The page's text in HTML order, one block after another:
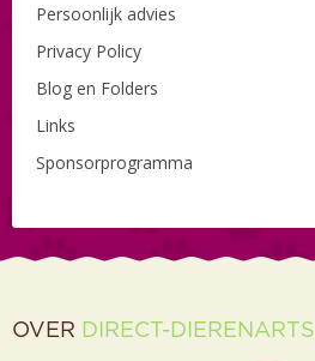
Persoonlijk advies
Privacy Policy
Blog en Folders
Links
Sponsorprogramma
OVER DIRECT-DIERENARTS